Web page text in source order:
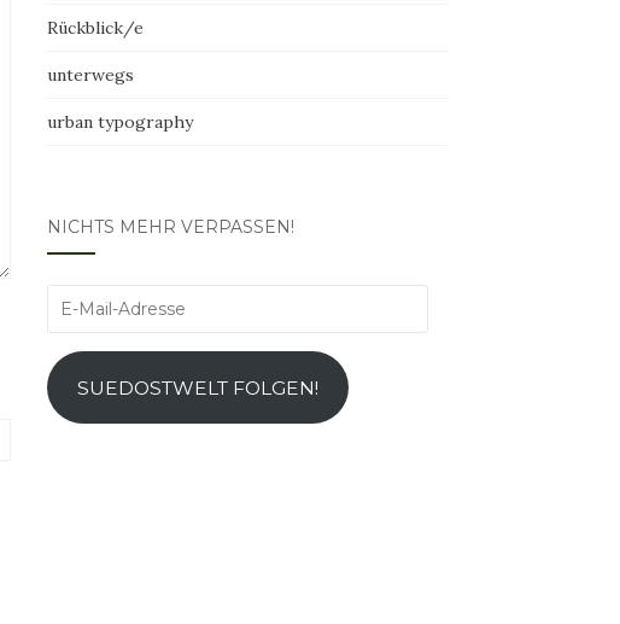
Rückblick/e
unterwegs
urban typography
NICHTS MEHR VERPASSEN!
E-
Adresse
SUEDOSTWELT FOLGEN!